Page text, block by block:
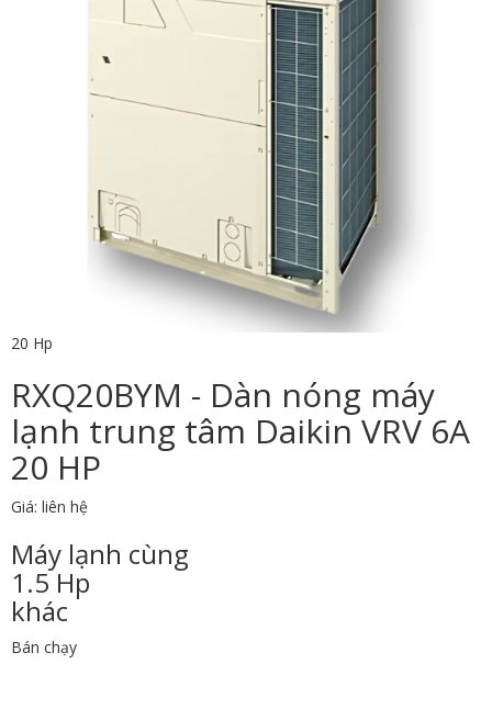
20 Hp
RXQ20BYM - Dàn nóng máy
lạnh trung tâm Daikin VRV 6A
20 HP
Giá: liên hệ
Máy lạnh cùng
1.5 Hp
khác
Bán chạy